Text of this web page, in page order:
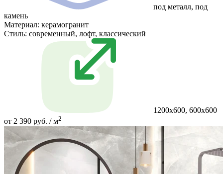
под металл, под
камень
Материал: керамогранит
Стиль: современный, лофт, классический
1200х600, 600х600
от 2 390 руб. / м2